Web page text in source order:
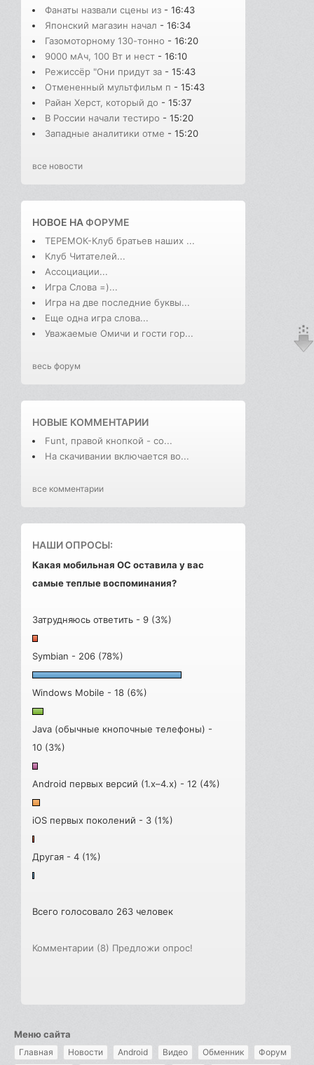
Фанаты назвали сцены из - 16:43
Японский магазин начал - 16:34
Газомоторному 130-тонно - 16:20
9000 мАч, 100 Вт и нест - 16:10
Режиссёр "Они придут за - 15:43
Отмененный мультфильм п - 15:43
Райан Херст, который до - 15:37
В России начали тестиро - 15:20
Западные аналитики отме - 15:20
все новости
НОВОЕ НАФОРУМЕ
ТЕРЕМОК-Клуб братьев наших ...
Клуб Читателей...
Ассоциации...
Игра Слова =)...
Игра на две последние буквы...
Еще одна игра слова...
Уважаемые Омичи и гости гор...
весь форум
НОВЫЕ КОММЕНТАРИИ
Funt, правой кнопкой - со...
На скачивании включается во...
все комментарии
НАШИ ОПРОСЫ:
Какая мобильная ОС оставила у вас
самые теплые воспоминания?
Затрудняюсь ответить - 9 (3%)
Symbian - 206 (78%)
Windows Mobile - 18 (6%)
Java (обычные кнопочные телефоны) -
10 (3%)
Android первых версий (1.x–4.x) - 12 (4%)
iOS первых поколений - 3 (1%)
Другая - 4 (1%)
Всего голосовало 263 человек
Комментарии (8) Предложи опрос!
Меню сайта
Главная Новости Android Видео Обменник Форум